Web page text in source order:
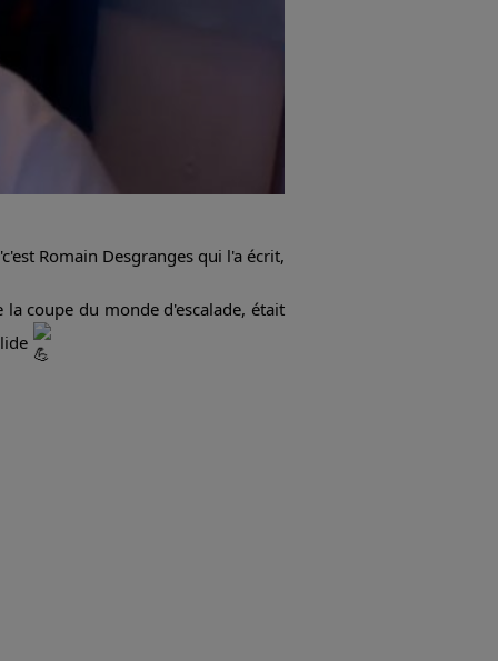
Romain Desgranges qui l'a écrit,
coupe du monde d'escalade, était